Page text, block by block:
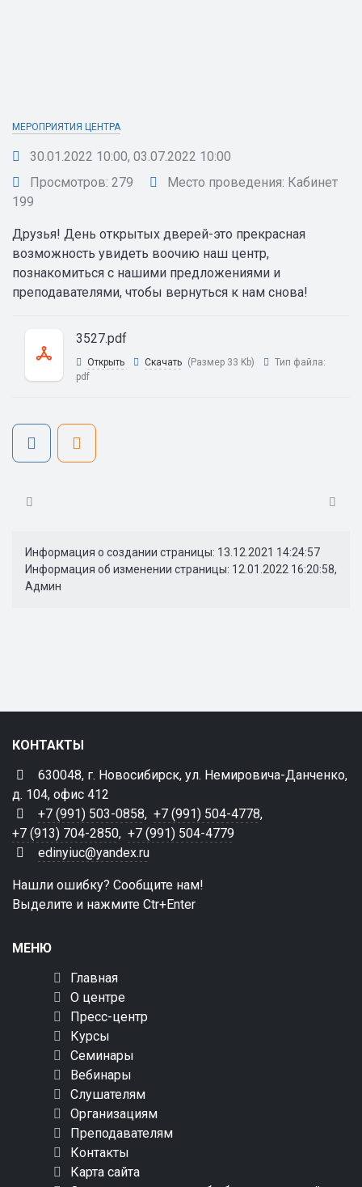
МЕРОПРИЯТИЯ ЦЕНТРА
30.01.2022 10:00, 03.07.2022 10:00
Просмотров: 279
Место проведения: Кабинет
199
Друзья! День открытых дверей-это прекрасная
возможность увидеть воочию наш центр,
познакомиться с нашими предложениями и
преподавателями, чтобы вернуться к нам снова!
3527.pdf
Открыть Скачать (Размер 33 Kb)
Тип файла:
pdf
Информация о создании страницы: 13.12.2021 14:24:57
Информация об изменении страницы: 12.01.2022 16:20:58,
Админ
КОНТАКТЫ
630048, г. Новосибирск, ул. Немировича-Данченко,
д. 104, офис 412
+7 (991) 503-0858, +7 (991) 504-4778,
+7 (913) 704-2850, +7 (991) 504-4779
edinyiuc@yandex.ru
Нашли ошибку? Сообщите нам!
Выделите и нажмите Ctr+Enter
МЕНЮ
Главная
О центре
Пресс-центр
Курсы
Семинары
Вебинары
Слушателям
Организациям
Преподавателям
Контакты
Карта сайта